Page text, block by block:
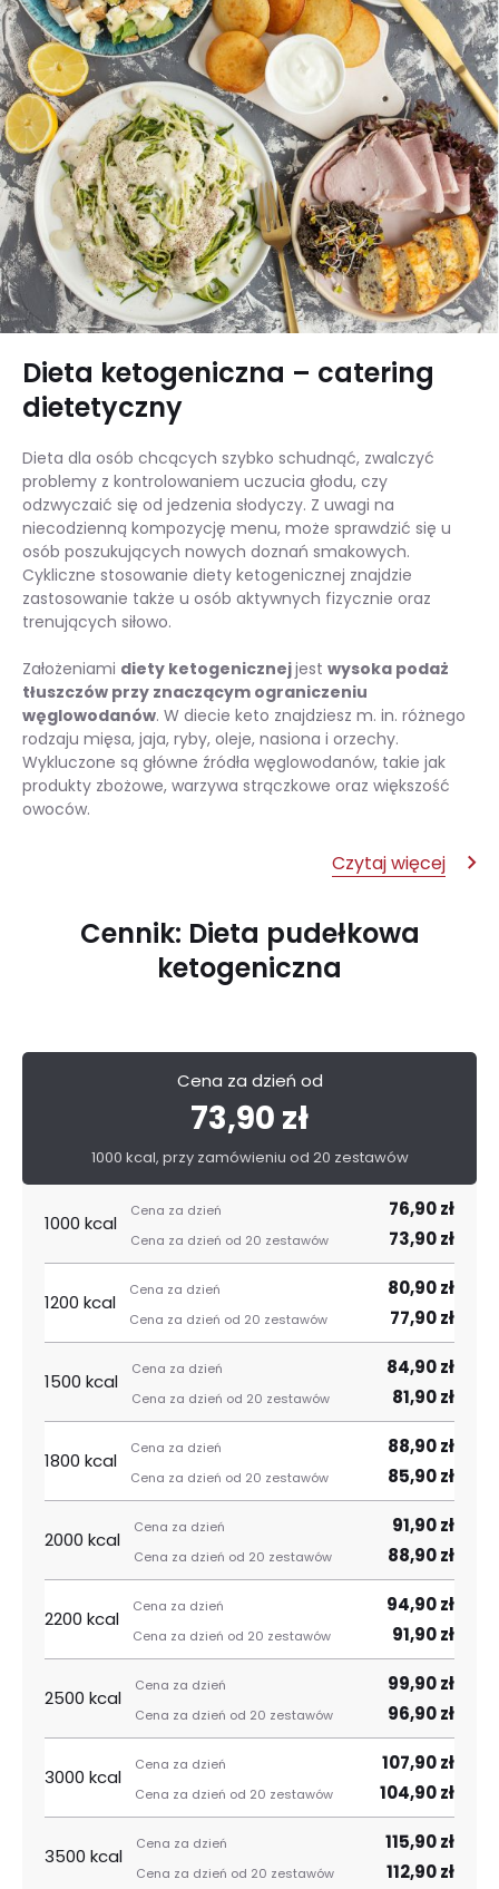
Dieta ketogeniczna – catering
dietetyczny
Dieta dla osób chcących szybko schudnąć, zwalczyć
problemy z kontrolowaniem uczucia głodu, czy
odzwyczaić się od jedzenia słodyczy. Z uwagi na
niecodzienną kompozycję menu, może sprawdzić się u
osób poszukujących nowych doznań smakowych.
Cykliczne stosowanie diety ketogenicznej znajdzie
zastosowanie także u osób aktywnych fizycznie oraz
trenujących siłowo.
Założeniami diety ketogenicznejjest wysoka podaż
tłuszczów przy znaczącym ograniczeniu
węglowodanów. W diecie keto znajdziesz m. in. różnego
rodzaju mięsa, jaja, ryby, oleje, nasiona i orzechy.
Wykluczone są główne źródła węglowodanów, takie jak
produkty zbożowe, warzywa strączkowe oraz większość
owoców.
Czytaj więcej
Cennik: Dieta pudełkowa
ketogeniczna
Cena za dzień od
73,90 zł
1000 kcal, przy zamówieniu od 20 zestawów
1000 kcal
76,90 zł
73,90 zł
1200 kcal
80,90 zł
77,90 zł
1500 kcal
84,90 zł
81,90 zł
1800 kcal
88,90 zł
85,90 zł
2000 kcal
91,90 zł
88,90 zł
2200 kcal
94,90 zł
91,90 zł
2500 kcal
99,90 zł
96,90 zł
3000 kcal
107,90 zł
104,90 zł
3500 kcal
115,90 zł
112,90 zł